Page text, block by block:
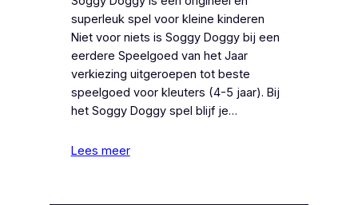
superleuk spel voor kleine kinderen
Niet voor niets is Soggy Doggy bij een
eerdere Speelgoed van het Jaar
verkiezing uitgeroepen tot beste
speelgoed voor kleuters (4-5 jaar). Bij
het Soggy Doggy spel blijf je…
Lees meer